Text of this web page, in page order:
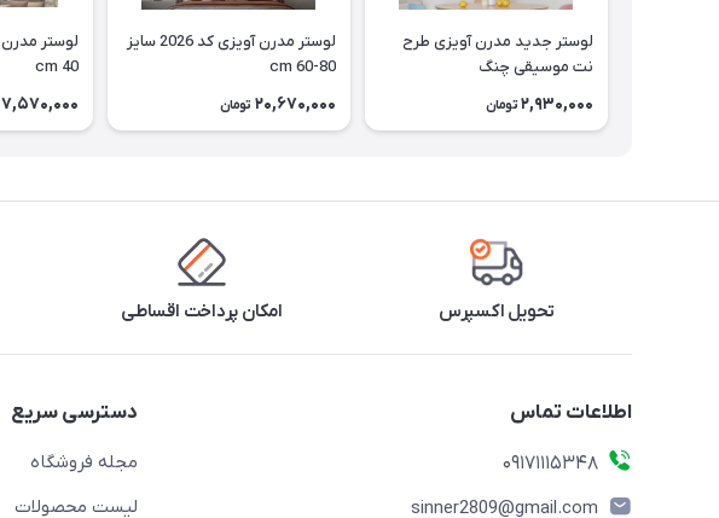
لوستر جدید مدرن آویزی طرح
نت موسیقی چنگ
2,930,000 تومان
لوستر مدرن آویزی کد 2026 سایز
cm 60-80
20,670,000 تومان
cm 40
7,570,000
تحویل اکسپرس امکان پرداخت اقساطی
اطلاعات تماس
09171115348
sinner2809@gmail.com
دسترسی سریع
مجله فروشگاه
لیست محصولات